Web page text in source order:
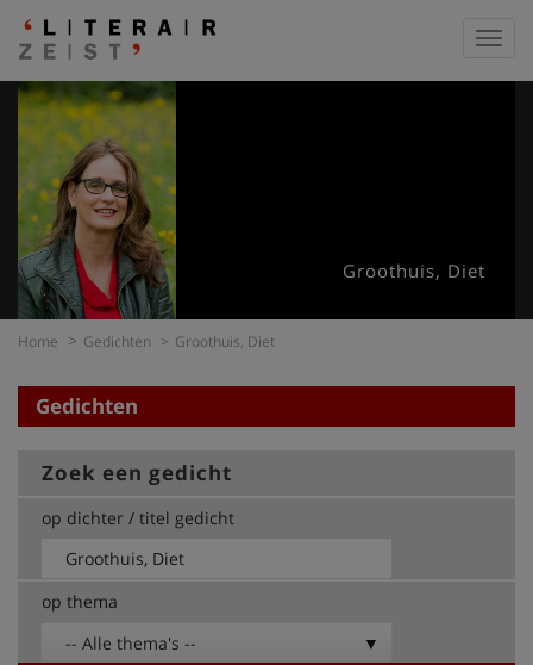
Groothuis, Diet
Home Gedichten Groothuis, Diet
Gedichten
Zoek een gedicht
op dichter / titel gedicht
op thema
-- Alle thema's --